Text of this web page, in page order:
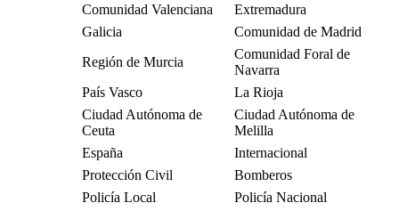
Comunidad Valenciana
Extremadura
Galicia
Comunidad de Madrid
Región de Murcia
Comunidad Foral de
Navarra
País Vasco
La Rioja
Ciudad Autónoma de
Ceuta
Ciudad Autónoma de
Melilla
España
Internacional
Protección Civil
Bomberos
Policía Local
Policía Nacional